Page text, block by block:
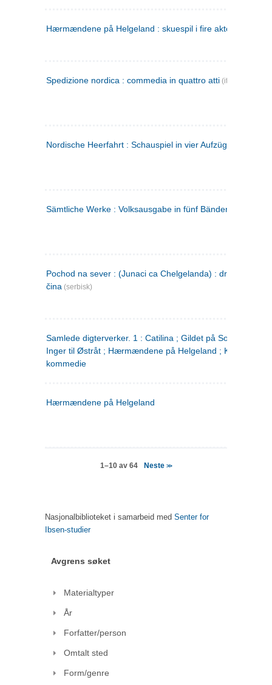
Hærmændene på Helgeland : skuespil i fire akter
Spedizione nordica : commedia in quattro atti (italiensk)
Nordische Heerfahrt : Schauspiel in vier Aufzügen
Sämtliche Werke : Volksausgabe in fünf Bänden
Pochod na sever : (Junaci ca Chelgelanda) : drama u četiri
čina (serbisk)
Samlede digterverker. 1 : Catilina ; Gildet på Solhaug ; Fru
Inger til Østråt ; Hærmændene på Helgeland ;
kommedie
Hærmændene på Helgeland
1–10 av 64 Neste>>
Nasjonalbiblioteket i samarbeid med Senter for
Ibsen-studier
Avgrens søket
Materialtyper
År
Forfatter/person
Omtalt sted
Form/genre